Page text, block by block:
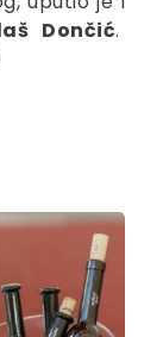
Dončić.